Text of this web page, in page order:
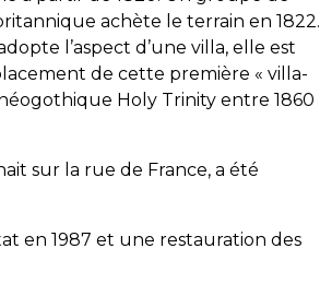
achète le terrain en 1822.
l’aspect d’une villa, elle est
de cette première « villa-
Holy Trinity entre 1860
sur la rue de France, a été
en 1987 et une restauration des